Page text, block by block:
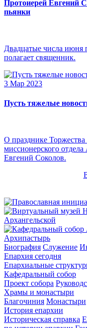
Протоиерей Евгений
пьянки
Двадцатые числа июня
полагает священник.
3 Мар 2023
Пусть тяжелые
О празднике Торжества
миссионерского
Евгений Соколов.
Архипастырь
Биография Служение
Епархия сегодня
Епархиальные
Кафедральный собор
Проект собора
Храмы и монастыри
Благочиния Монастыри
История епархии
Историческая справка